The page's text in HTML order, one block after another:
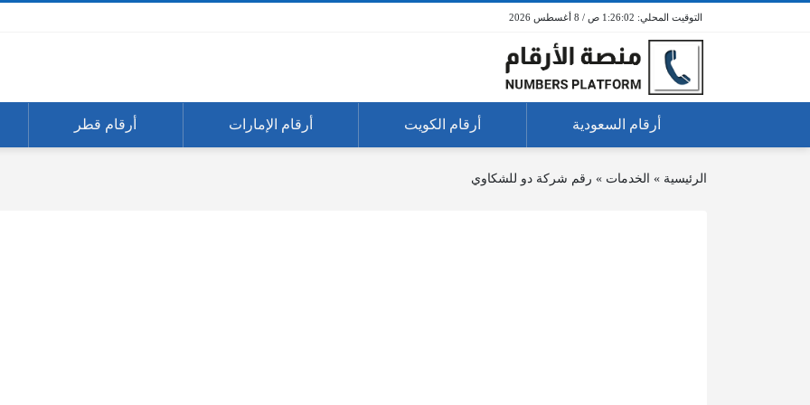
1:26:02 ص / 8 أغسطس 2026
أرقام السعودية أرقام الكويت أرقام الإمارات أرقام قطر
الرئيسية » الخدمات » رقم شركة دو للشكاوي